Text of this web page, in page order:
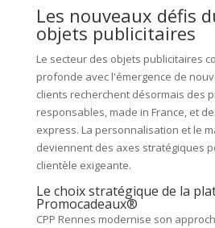
Les nouveaux défis
objets publicitaires
Le secteur des objets publicitaires
profonde avec l'émergence de
clients recherchent désormais des
responsables, made in France, et
express. La personnalisation et le
deviennent des axes stratégiques
clientèle exigeante.
Le choix stratégique de la
Promocadeaux®
CPP Rennes modernise son